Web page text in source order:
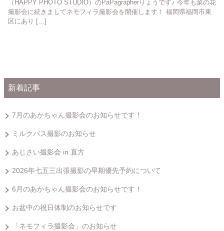
（HAPPY PHOTO STUDIO）のPaPagrapherりょうです♪ 今年も菜の花
撮影会に続きましてネモフィラ撮影会を開催します！ 福岡県福岡市東
区にあり […]
新着記事
7月のあかちゃん撮影会のお知らせです！
ミルクバス撮影のお知らせ
あじさい撮影会 in 直方
2026年七五三出張撮影の早期優先予約について
6月のあかちゃん撮影会のお知らせです！
お盆中の祝日体制のお知らせです
「ネモフィラ撮影会」のお知らせ